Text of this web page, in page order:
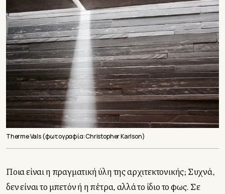
Therme Vals (φωτογραφία: Christopher Karlson)
Ποια είναι η πραγματική ύλη της αρχιτεκτονικής; Συχνά,
δεν είναι το μπετόν ή η πέτρα, αλλά το ίδιο το φως. Σε